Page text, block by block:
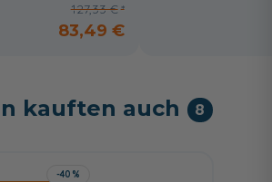
127,33 €
83,49 €
kauften auch 8
-40%